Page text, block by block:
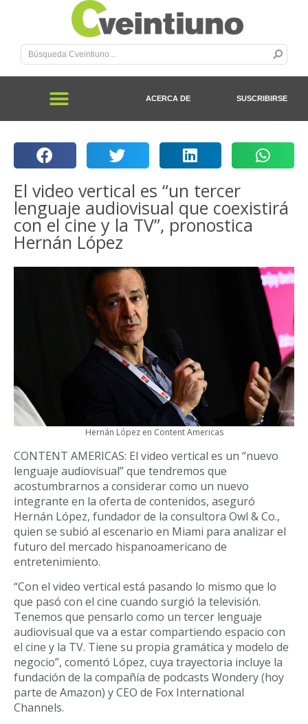
ACERCA DE SUSCRIBIRSE
El video vertical es “un tercer
lenguaje audiovisual que coexistirá
con el cine y la TV”, pronostica
Hernán López
Hernán López en Content Americas
CONTENT AMERICAS: El video vertical es un “nuevo
lenguaje audiovisual” que tendremos que
acostumbrarnos a considerar como un nuevo
integrante en la oferta de contenidos, aseguró
Hernán López, fundador de la consultora Owl & Co.,
quien se subió al escenario en Miami para analizar el
futuro del mercado hispanoamericano de
entretenimiento.
“Con el video vertical está pasando lo mismo que lo
que pasó con el cine cuando surgió la televisión.
Tenemos que pensarlo como un tercer lenguaje
audiovisual que va a estar compartiendo espacio con
el cine y la TV. Tiene su propia gramática y modelo de
negocio”, comentó López, cuya trayectoria incluye la
fundación de la compañía de podcasts Wondery (hoy
parte de Amazon) y CEO de Fox International
Channels.